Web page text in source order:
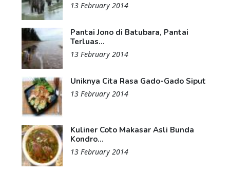
13 February 2014
Pantai Jono di Batubara, Pantai
Terluas...
13 February 2014
Uniknya Cita Rasa Gado-Gado Siput
13 February 2014
Kuliner Coto Makasar Asli Bunda
Kondro...
13 February 2014